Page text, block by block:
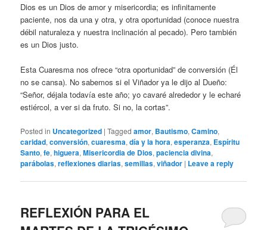
Dios es un Dios de amor y misericordia; es infinitamente
paciente, nos da una y otra, y otra oportunidad (conoce nuestra
débil naturaleza y nuestra inclinación al pecado). Pero también
es un Dios justo.
Esta Cuaresma nos ofrece “otra oportunidad” de conversión (Él
no se cansa). No sabemos si el Viñador ya le dijo al Dueño:
“Señor, déjala todavía este año; yo cavaré alrededor y le echaré
estiércol, a ver si da fruto. Si no, la cortas”.
Posted in Uncategorized |Tagged amor, Bautismo,Camino,
caridad,conversión,cuaresma,día y la hora,esperanza, Espíritu
Santo,fe,higuera,Misericordia de Dios,paciencia divina,
parábolas,reflexiones diarias,semillas,viñador | Leave a reply
REFLEXIÓN PARA EL